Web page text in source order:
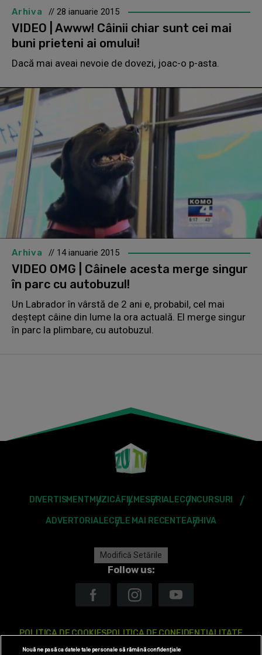
Arhiva // 28 ianuarie 2015
VIDEO | Awww! Câinii chiar sunt cei mai
buni prieteni ai omului!
Dacă mai aveai nevoie de dovezi, joac-o p-asta.
Arhiva // 14 ianuarie 2015
VIDEO OMG | Câinele acesta merge singur
în parc cu autobuzul!
Un Labrador în vârstă de 2 ani e, probabil, cel mai
deștept câine din lume la ora actuală. El merge singur
în parc la plimbare, cu autobuzul.
DIVERTISMENTMUZICĂFILMESERIALECONCURSURI
ADVERTORIALECELE MAI RECENTEARHIVA
Modifică Setările
Follow us:
POLITICA DE COOKIESPOLITICA DE CONFIDENTIALITATE
Nouă ne pasă ca datele tale personale să rămână confidențiale